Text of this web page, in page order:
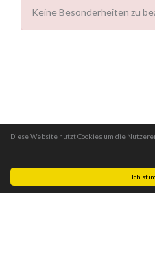
Ich
Diese Website nutzt Cookies um die
Keine Besonderheiten zu